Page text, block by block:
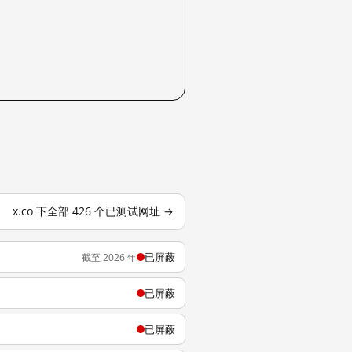
x.co 下全部 426 个已测试网址 →
截至 2026 年 已屏蔽
已屏蔽
已屏蔽